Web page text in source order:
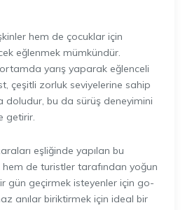
hem de çocuklar için
eğlenmek mümkündür.
ortamda yarış yaparak eğlenceli
çeşitli zorluk seviyelerine sahip
doludur, bu da sürüş deneyimini
getirir.
eşliğinde yapılan bu
de turistler tarafından yoğun
gün geçirmek isteyenler için go-
anılar biriktirmek için ideal bir